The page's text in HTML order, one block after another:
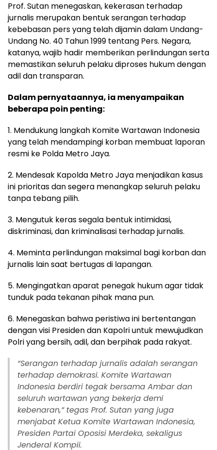
Prof. Sutan menegaskan, kekerasan terhadap
jurnalis merupakan bentuk serangan terhadap
kebebasan pers yang telah dijamin dalam Undang-
Undang No. 40 Tahun 1999 tentang Pers. Negara,
katanya, wajib hadir memberikan perlindungan serta
memastikan seluruh pelaku diproses hukum dengan
adil dan transparan.
Dalam pernyataannya, ia menyampaikan
beberapa poin penting:
1. Mendukung langkah Komite Wartawan Indonesia
yang telah mendampingi korban membuat laporan
resmi ke Polda Metro Jaya.
2. Mendesak Kapolda Metro Jaya menjadikan kasus
ini prioritas dan segera menangkap seluruh pelaku
tanpa tebang pilih.
3. Mengutuk keras segala bentuk intimidasi,
diskriminasi, dan kriminalisasi terhadap jurnalis.
4. Meminta perlindungan maksimal bagi korban dan
jurnalis lain saat bertugas di lapangan.
5. Mengingatkan aparat penegak hukum agar tidak
tunduk pada tekanan pihak mana pun.
6. Menegaskan bahwa peristiwa ini bertentangan
dengan visi Presiden dan Kapolri untuk mewujudkan
Polri yang bersih, adil, dan berpihak pada rakyat.
“Serangan terhadap jurnalis adalah serangan
terhadap demokrasi. Komite Wartawan
Indonesia berdiri tegak bersama Ambar dan
seluruh wartawan yang bekerja demi
kebenaran,” tegas Prof. Sutan yang juga
menjabat Ketua Komite Wartawan Indonesia,
Presiden Partai Oposisi Merdeka, sekaligus
Jenderal Kompii.